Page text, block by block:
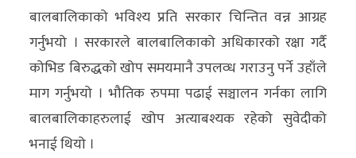
बालबालिकाको भविश्य प्रति सरकार चिन्तित वन्न आग्रह
गर्नुभयो । सरकारले बालबालिकाको अधिकारको रक्षा गर्दै
कोभिड बिरुद्धको खोप समयमानै उपलव्ध गराउनु पर्ने उहाँले
माग गर्नुभयो । भौतिक रुपमा पढाई सञ्चालन गर्नका लागि
बालबालिकाहरुलाई खोप अत्याबश्यक रहेको सुवेदीको
भनाई थियो ।